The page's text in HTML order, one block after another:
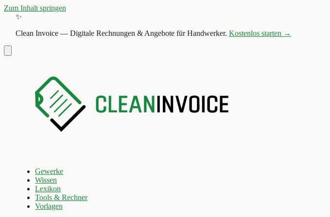
Zum Inhalt springen
✨
Clean Invoice — Digitale Rechnungen & Angebote für Handwerker. Kostenlos starten →
Gewerke
Wissen
Lexikon
Tools & Rechner
Vorlagen